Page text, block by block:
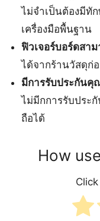
ไม่จำเป็นต้องมีทั
เครื่องมือพื้นฐาน
ฟิวเจอร์บอร์ดสา
ได้จากร้านวัสดุก่
มีการรับประกันคุ
ไม่มีกการรับประ
ถือได้
How